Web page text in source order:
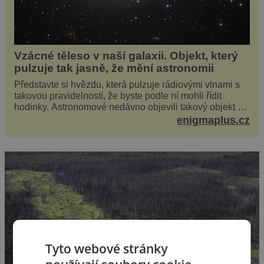
Vzácné těleso v naší galaxii. Objekt, který
pulzuje tak jasně, že mění astronomii
Představte si hvězdu, která pulzuje rádiovými vlnami s
takovou pravidelností, že byste podle ní mohli řídit
hodinky. Astronomové nedávno objevili takový objekt v
enigmaplus.cz
Tyto webové stránky